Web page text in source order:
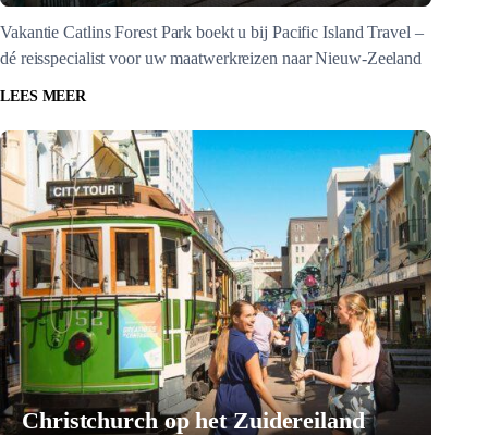
Vakantie Catlins Forest Park boekt u bij Pacific Island Travel –
dé reisspecialist voor uw maatwerkreizen naar Nieuw-Zeeland
LEES MEER
Christchurch op het Zuidereiland